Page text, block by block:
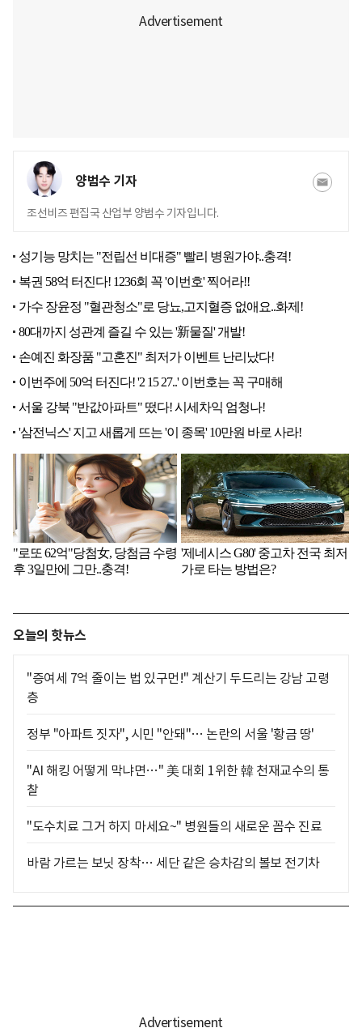
양범수 기자
조선비즈 편집국 산업부 양범수 기자입니다.
오늘의 핫뉴스
"증여세 7억 줄이는 법 있구먼!" 계산기 두드리는 강남 고령
층
정부 "아파트 짓자", 시민 "안돼"… 논란의 서울 '황금 땅'
"AI 해킹 어떻게 막냐면…" 美 대회 1위한 韓 천재교수의 통
찰
"도수치료 그거 하지 마세요~" 병원들의 새로운 꼼수 진료
바람 가르는 보닛 장착… 세단 같은 승차감의 볼보 전기차